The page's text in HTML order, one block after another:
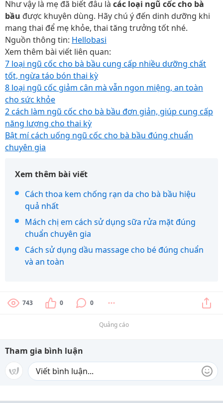
Như vậy là mẹ đã biết đâu là các loại ngũ cốc cho bà
bầu được khuyên dùng. Hãy chú ý đến dinh dưỡng khi
mang thai để mẹ khỏe, thai tăng trưởng tốt nhé.
Nguồn thông tin: Hellobasi
Xem thêm bài viết liên quan:
7 loại ngũ cốc cho bà bầu cung cấp nhiều dưỡng chất
tốt, ngừa táo bón thai kỳ
8 loại ngũ cốc giảm cân mà vẫn ngon miệng, an toàn
cho sức khỏe
2 cách làm ngũ cốc cho bà bầu đơn giản, giúp cung cấp
năng lượng cho thai kỳ
Bật mí cách uống ngũ cốc cho bà bầu đúng chuẩn
chuyên gia
Xem thêm bài viết
Cách thoa kem chống rạn da cho bà bầu hiệu
quả nhất
Mách chị em cách sử dụng sữa rửa mặt đúng
chuẩn chuyên gia
Cách sử dụng dầu massage cho bé đúng chuẩn
và an toàn
743 0 0
Quảng cáo
Tham gia bình luận